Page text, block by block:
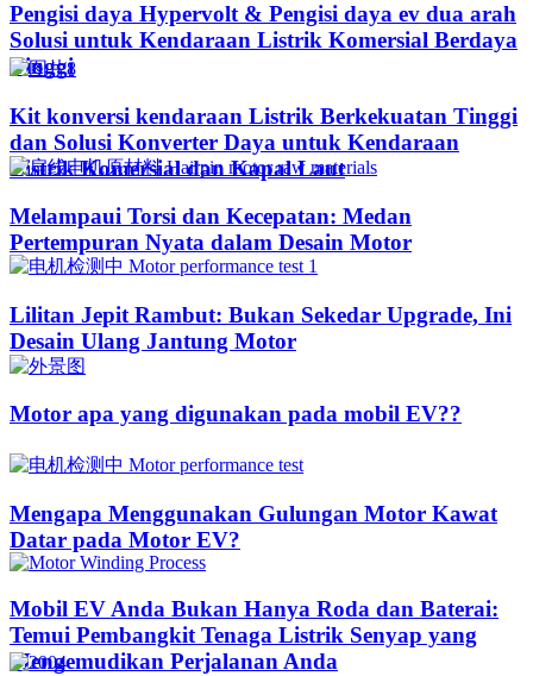
Pengisi daya Hypervolt & Pengisi daya ev dua arah
Solusi untuk Kendaraan Listrik Komersial Berdaya
Tinggi
Kit konversi kendaraan Listrik Berkekuatan Tinggi
dan Solusi Konverter Daya untuk Kendaraan
Listrik Komersial dan Kapal Laut
Melampaui Torsi dan Kecepatan: Medan
Pertempuran Nyata dalam Desain Motor
Lilitan Jepit Rambut: Bukan Sekedar Upgrade, Ini
Desain Ulang Jantung Motor
Motor apa yang digunakan pada mobil EV??​​
Mengapa Menggunakan Gulungan Motor Kawat
Datar pada Motor EV?
Mobil EV Anda Bukan Hanya Roda dan Baterai:
Temui Pembangkit Tenaga Listrik Senyap yang
Mengemudikan Perjalanan Anda